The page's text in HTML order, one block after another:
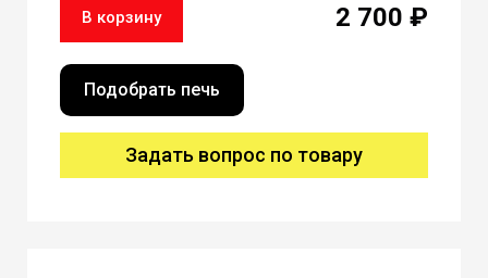
В корзину 2 700 ₽
Подобрать печь
Задать вопрос по товару